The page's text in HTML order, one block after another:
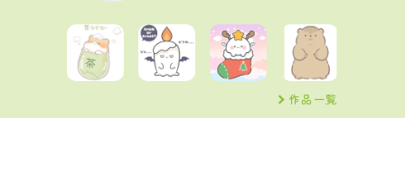
作品一覧